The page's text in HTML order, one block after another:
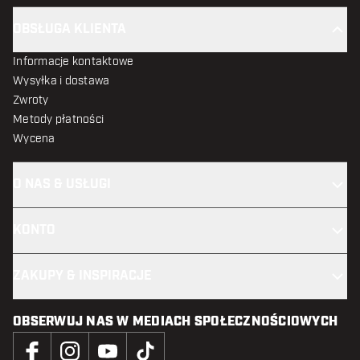
Informacje kontaktowe
Wysyłka i dostawa
Zwroty
Metody płatności
Wycena
OBSERWUJ NAS W MEDIACH SPOŁECZNOŚCIOWYCH